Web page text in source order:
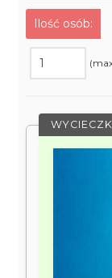
Ilość osób: